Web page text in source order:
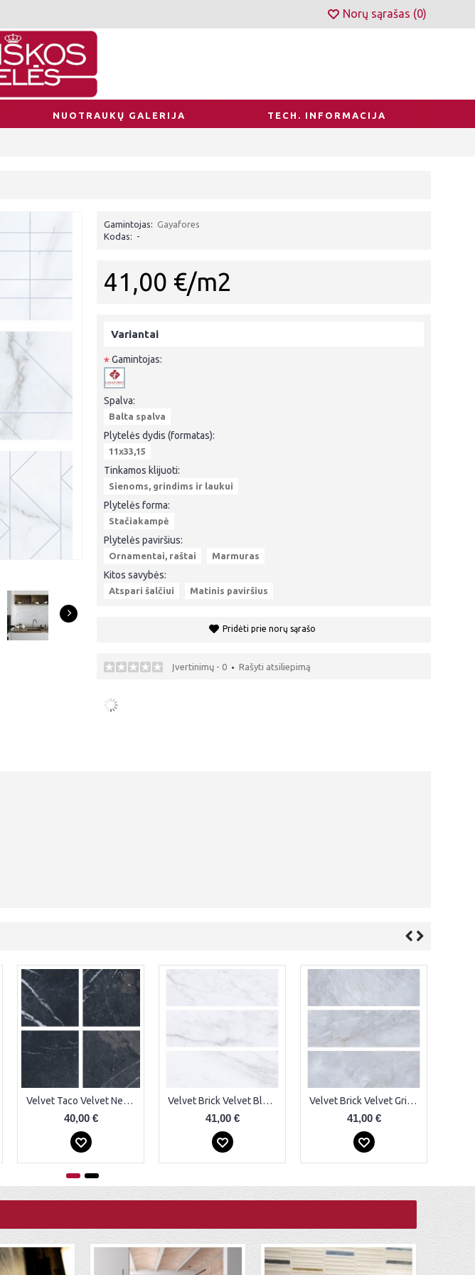
Norų sąrašas (0)
NUOTRAUKŲ GALERIJA TECH. INFORMACIJA
Gamintojas: Gayafores
Kodas: -
41,00 €/m2
Variantai
*Gamintojas:
Spalva:
Balta spalva
Plytelės dydis (formatas):
11x33,15
Tinkamos klijuoti:
Sienoms, grindims ir laukui
Plytelės forma:
Stačiakampė
Plytelės paviršius:
Ornamentai, raštai Marmuras
Kitos savybės:
Atspari šalčiui Matinis paviršius
Pridėti prie norų sąrašo
Įvertinimų - 0 • Rašyti atsiliepimą
Velvet Taco Velvet Negro Plytelės
40,00 €
Velvet Brick Velvet Blanco Plytelės
41,00 €
Velvet Brick Velvet Gris Plytelės
41,00 €